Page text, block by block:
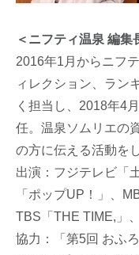
＜ニフティ温泉 編集
2016年1月からニフ
ィレクション、ラン
く担当し、2018年4
任。温泉ソムリエの
の方に伝える活動を
出演：フジテレビ「
「ポップUP！」、
TBS「THE TIME,」
協力：「第5回 おふ